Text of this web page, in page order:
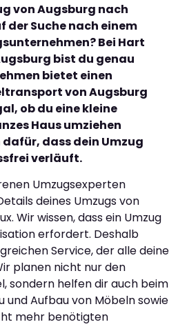
von Augsburg nach
der Suche nach einem
Bei Hart
bist du genau
bietet einen
von Augsburg
ob du eine kleine
Haus umziehen
dass dein Umzug
verläuft.
Umzugsexperten
deines Umzugs von
Wir wissen, dass ein Umzug
erfordert. Deshalb
Service, der alle deine
planen nicht nur den
sondern helfen dir auch beim
und Aufbau von Möbeln sowie
mehr benötigten